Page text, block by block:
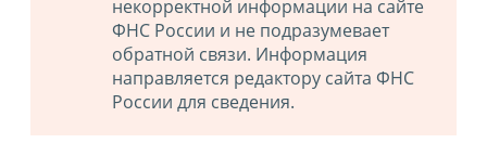
некорректной информации на сайте
ФНС России и не подразумевает
обратной связи. Информация
направляется редактору сайта ФНС
России для сведения.